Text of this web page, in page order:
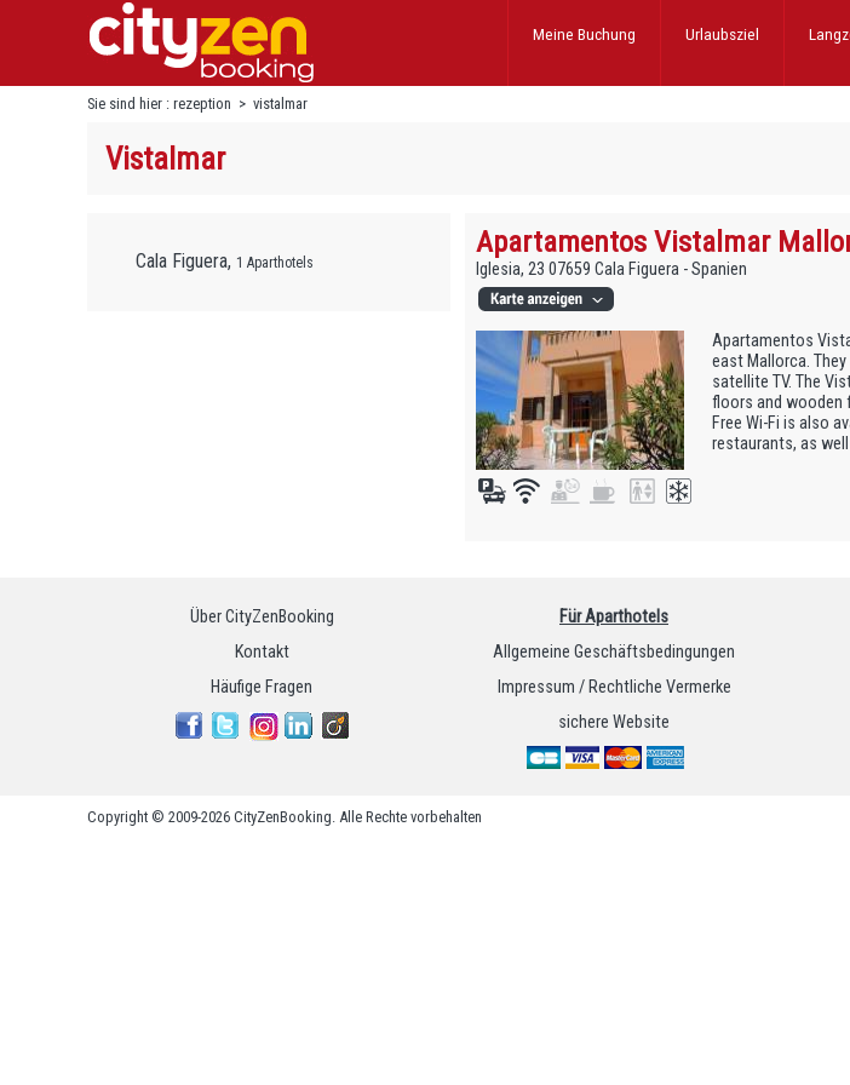
Urlaubsziel
Meine Buchung
Sie sind hier : rezeption > vistalmar
Vistalmar
Cala Figuera, 1 Aparthotels
Apartamentos Vistalmar
Iglesia, 23 07659 Cala Figuera - Spanien
Apartamentos
east Mallorca.
satellite TV. The
floors and wooden
Free Wi-Fi is also
restaurants, as
Über CityZenBooking
Kontakt
Häufige Fragen
Für Aparthotels
Allgemeine Geschäftsbedingungen
Impressum / Rechtliche Vermerke
sichere Website
Copyright © 2009-2026 CityZenBooking. Alle Rechte vorbehalten